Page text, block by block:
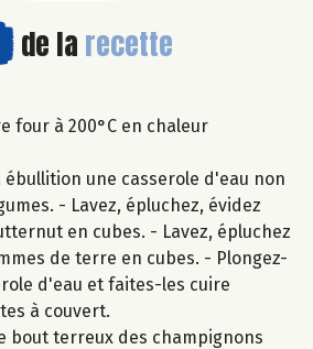
de la recette
four à 200°C en chaleur
ébullition une casserole d'eau non
- Lavez, épluchez, évidez
en cubes. - Lavez, épluchez
de terre en cubes. - Plongez-
d'eau et faites-les cuire
à couvert.
bout terreux des champignons